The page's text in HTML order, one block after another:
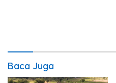
Baca Juga